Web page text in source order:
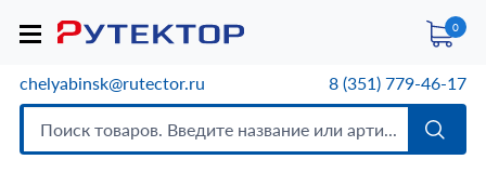
0
chelyabinsk@rutector.ru 8 (351) 779-46-17